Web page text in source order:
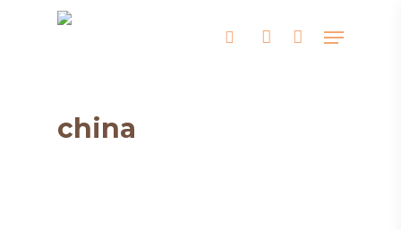
searchaccount
Menu
china